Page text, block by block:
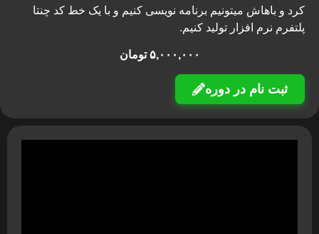
کرد و باهاش میتونیم برنامه نویسی کنیم و با یک خط کد چنتا
پلتفرم نرم افزار تولید کنیم.
ثبت نام در دوره
۵,۰۰۰,۰۰۰ تومان